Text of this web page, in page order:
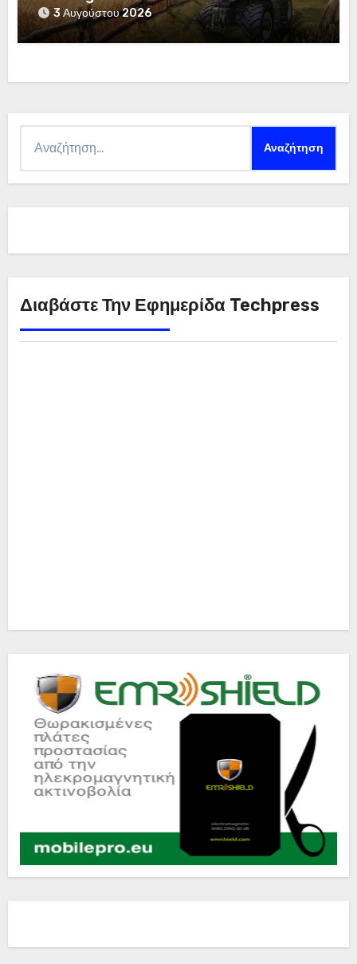
3 Αυγούστου 2026
Διαβάστε Την Εφημερίδα Techpress